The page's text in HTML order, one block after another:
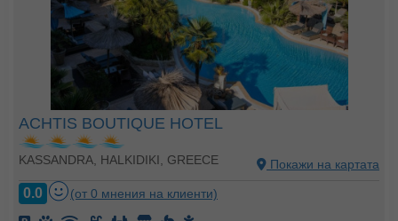
ACHTIS BOUTIQUE HOTEL
KASSANDRA, HALKIDIKI, GREECE Покажи на картата
0.0 (от 0 мнения на клиенти)